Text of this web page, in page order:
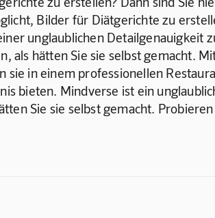
Bilder für Diätgerichte zu
unglaublichen Detailgenauigkeit
als hätten Sie sie selbst gemacht.
sie in einem professionellen
bieten. Mindverse ist ein
Sie sie selbst gemacht.